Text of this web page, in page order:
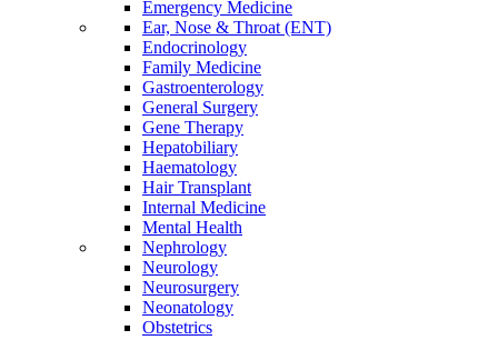
Emergency Medicine
Ear, Nose & Throat (ENT)
Endocrinology
Family Medicine
Gastroenterology
General Surgery
Gene Therapy
Hepatobiliary
Haematology
Hair Transplant
Internal Medicine
Mental Health
Nephrology
Neurology
Neurosurgery
Neonatology
Obstetrics